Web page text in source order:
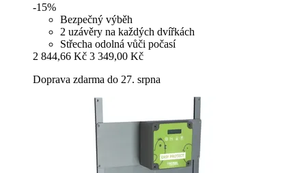
-15%
Bezpečný výběh
2 uzávěry na každých dvířkách
Střecha odolná vůči počasí
2 844,66 Kč 3 349,00 Kč
Doprava zdarma do 27. srpna